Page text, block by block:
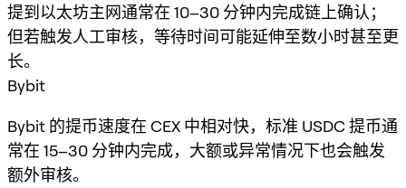
提到以太坊主网通常在 10–30 分钟内完成链上确认；
但若触发人工审核，等待时间可能延伸至数小时甚至更
长。
Bybit
Bybit 的提币速度在 CEX 中相对快，标准 USDC 提币通
常在 15–30 分钟内完成，大额或异常情况下也会触发
额外审核。